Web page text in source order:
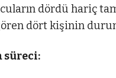
dördü hariç
dört kişinin
süreci: